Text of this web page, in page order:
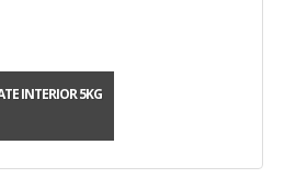
INTERIOR 5KG